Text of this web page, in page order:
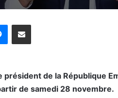
de la République
de samedi 28 novembre.